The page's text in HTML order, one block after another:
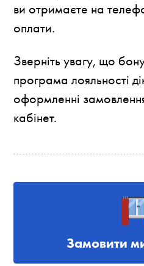
ви отримаєте на
оплати.
Зверніть увагу, що
програма лояльності
оформленні
кабінет.
Замовити